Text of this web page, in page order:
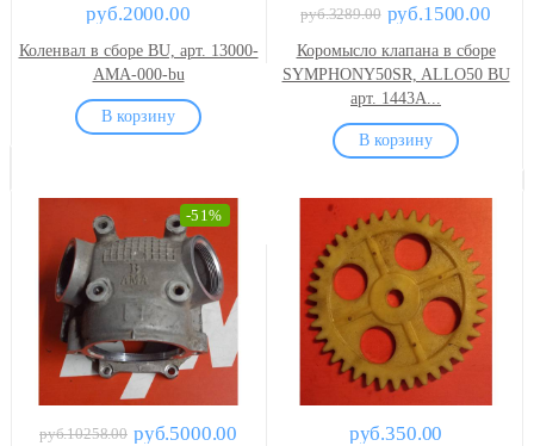
руб.2000.00
Коленвал в сборе BU, арт. 13000-
AMA-000-bu
руб.3289.00 руб.1500.00
Коромысло клапана в сборе
SYMPHONY50SR, ALLO50 BU
арт. 1443A...
-51%
руб.10258.00 руб.5000.00 руб.350.00